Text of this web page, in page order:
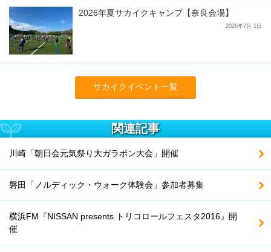
2026年夏サカイクキャンプ【奈良会場】
2026年7月 1日
サカイクイベント一覧
関連記事
川崎「朝日会元気祭り大ガラポン大会」開催
磐田「ノルディック・ウォーク体験会」参加者募集
横浜FM『NISSAN presents トリコロールフェスタ2016』開
催